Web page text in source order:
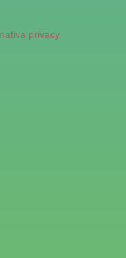
privacy